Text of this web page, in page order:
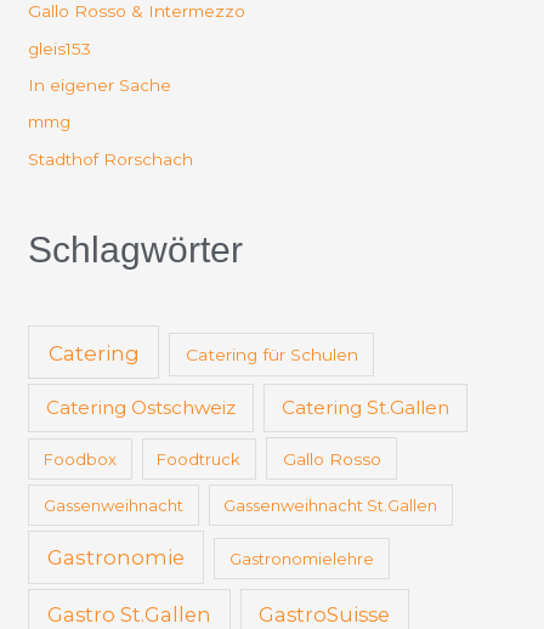
Gallo Rosso & Intermezzo
gleis153
In eigener Sache
mmg
Stadthof Rorschach
Schlagwörter
Catering Catering für Schulen
Catering Ostschweiz Catering St.Gallen
Foodbox Foodtruck Gallo Rosso
Gassenweihnacht Gassenweihnacht St.Gallen
Gastronomie Gastronomielehre
Gastro St.Gallen GastroSuisse